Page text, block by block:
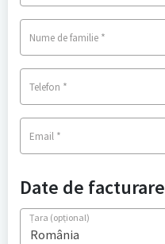
Nume de familie *
Telefon *
Email *
Date de facturare
Țara (opțional)
România